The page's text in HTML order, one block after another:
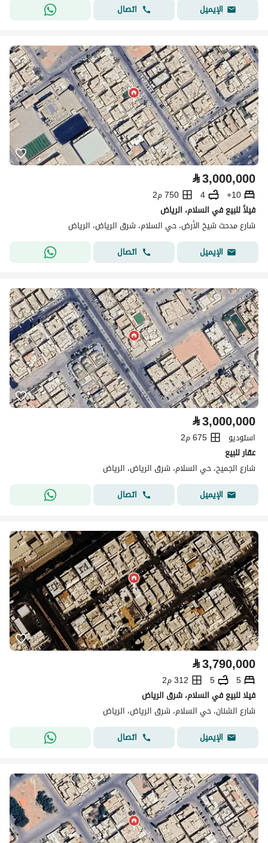
الإيميل
اتصال
⃁3,000,000
10+
4
750 م2
فيلاً للبيع في السلام، الرياض
شارع مدحت شيخ الأرض، حي السلام، شرق الرياض، الرياض
الإيميل
اتصال
⃁3,000,000
استوديو
675 م2
عقار للبيع
شارع الجميح، حي السلام، شرق الرياض، الرياض
الإيميل
اتصال
⃁3,790,000
5
5
312 م2
فيلا للبيع في السلام، شرق الرياض
شارع الشنان، حي السلام، شرق الرياض، الرياض
الإيميل
اتصال